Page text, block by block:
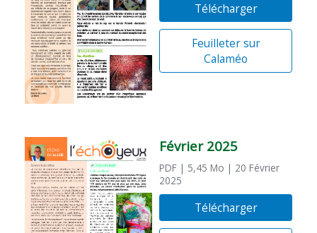
Télécharger
Feuilleter sur
Calaméo
Février 2025
PDF | 5,45 Mo | 20 Février
2025
Télécharger